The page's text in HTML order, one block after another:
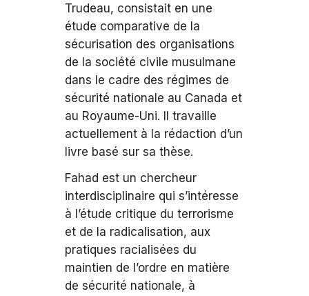
Trudeau, consistait en une
étude comparative de la
sécurisation des organisations
de la société civile musulmane
dans le cadre des régimes de
sécurité nationale au Canada et
au Royaume-Uni. Il travaille
actuellement à la rédaction d’un
livre basé sur sa thèse.
Fahad est un chercheur
interdisciplinaire qui s’intéresse
à l’étude critique du terrorisme
et de la radicalisation, aux
pratiques racialisées du
maintien de l’ordre en matière
de sécurité nationale, à